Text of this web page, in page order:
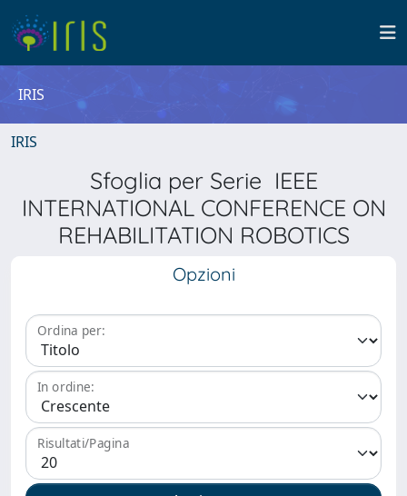
IRIS
IRIS
Sfoglia per Serie IEEE
INTERNATIONAL CONFERENCE ON
REHABILITATION ROBOTICS
Opzioni
Ordina per:
In ordine:
Risultati/Pagina